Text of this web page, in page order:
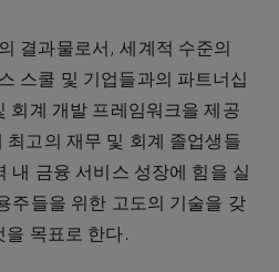
결과물로서, 세계적 수준의
스쿨 및 기업들과의 파트너십
회계 개발 프레임워크을 제공
최고의 재무 및 회계 졸업생들
내 금융 서비스 성장에 힘을 실
주들을 위한 고도의 기술을 갖
을 목표로 한다.